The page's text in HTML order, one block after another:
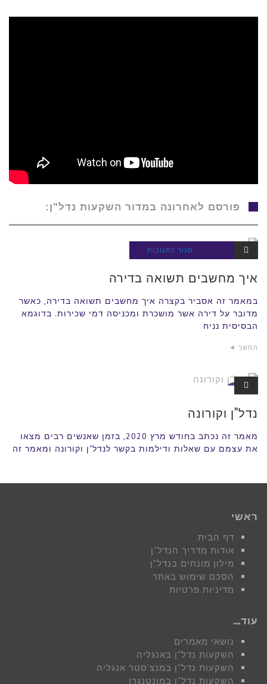
פורסם לאחרונה במדור השקעות נדל"ן:
סגור לתגובות
מחשבים
תשואה
בדירה
איך מחשבים תשואה בדירה
במאמר זה אסביר בקצרה איך מחשבים תשואה בדירה, כאשר
מדובר על דירה אשר מושכרת ומכניסה דמי שכירות. בדוגמא
הבסיסית נניח
המשך ◄
נדל"ן וקורונה
מאמר זה נכתב בחודש מרץ 2020, בזמן שאנשים רבים מצאו
את עצמם עם שאלות ודילמות בקשר לנדל"ן וקורונה ומאמר זה
ראשי
דף הבית
אודות מדריך הנדל"ן
מילון מונחים בנדל"ן
הסכם שימוש באתר
מדיניות פרטיות
עוד…
נושאי מאמרים
השקעות נדל"ן באנגליה
השקעות נדל"ן במנצ'סטר אנגליה
השקעות נדל"ן במונטנגרו